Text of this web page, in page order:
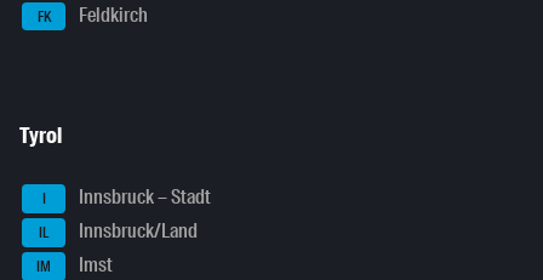
FK Feldkirch
Tyrol
I Innsbruck – Stadt
IL Innsbruck/Land
IM Imst